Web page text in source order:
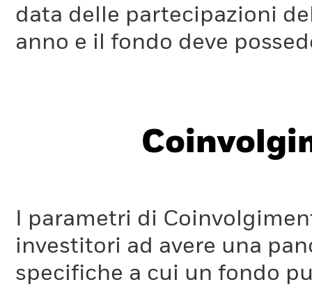
data delle partecipazioni
anno e il fondo deve
I parametri di
investitori ad avere una
specifiche a cui un fondo